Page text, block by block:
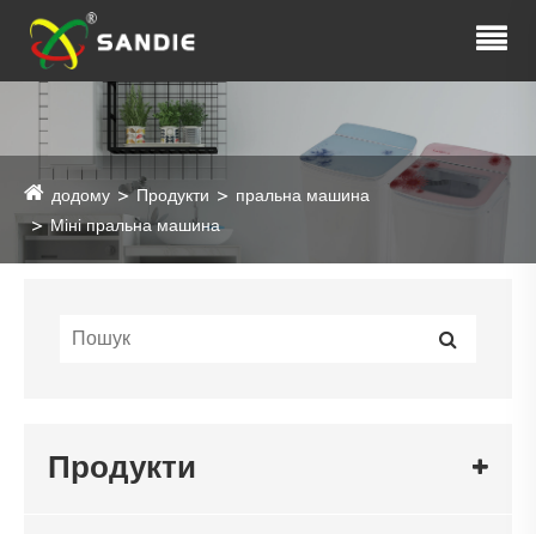
додому Продукти
пральна машина
Міні пральна машина
Продукти